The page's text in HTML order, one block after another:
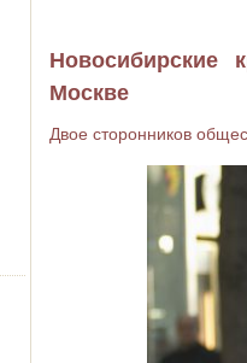
Москве
Двое сторонников